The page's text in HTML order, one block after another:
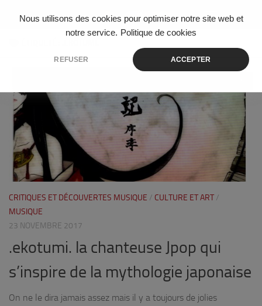
Nous utilisons des cookies pour optimiser notre site web et
notre service. Politique de cookies
REFUSER ACCEPTER
Skip to content
CRITIQUES ET DÉCOUVERTES MUSIQUE / CULTURE ET ART /
MUSIQUE
23 NOVEMBRE 2017
.ekotumi. la chanteuse Jpop qui
s’inspire de la mythologie japonaise
On ne le dira jamais assez mais il y a toujours de jolies